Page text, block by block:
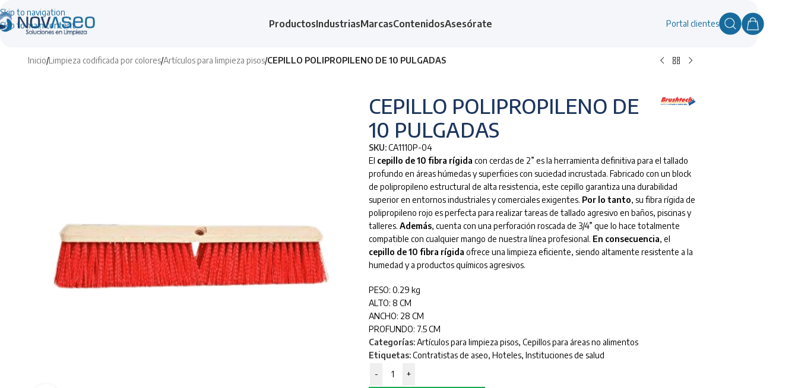
Skip to navigation
Skip to main content
ProductosIndustriasMarcasContenidosAsesórate Portal clientes
Inicio/Limpieza codificada por colores/Artículos para limpieza pisos/CEPILLO POLIPROPILENO DE 10 PULGADAS
CEPILLO POLIPROPILENO DE
10 PULGADAS
SKU:CA1110P-04
El cepillo de 10 fibra rígida con cerdas de 2” es la herramienta definitiva para el tallado
profundo en áreas húmedas y superficies con suciedad incrustada. Fabricado con un block
de polipropileno estructural de alta resistencia, este cepillo garantiza una durabilidad
superior en entornos industriales y comerciales exigentes. Por lo tanto, su fibra rígida de
polipropileno rojo es perfecta para realizar tareas de tallado agresivo en baños, piscinas y
talleres. Además, cuenta con una perforación roscada de 3/4” que lo hace totalmente
compatible con cualquier mango de nuestra línea profesional. En consecuencia, el
cepillo de 10 fibra rígida ofrece una limpieza eficiente, siendo altamente resistente a la
humedad y a productos químicos agresivos.
PESO: 0.29 kg
ALTO: 8 CM
ANCHO: 28 CM
PROFUNDO: 7.5 CM
Categorías:Artículos para limpieza pisos, Cepillos para áreas no alimentos
Etiquetas:Contratistas de aseo, Hoteles, Instituciones de salud
-
+